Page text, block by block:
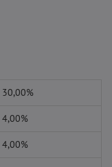
30,00%
4,00%
4,00%